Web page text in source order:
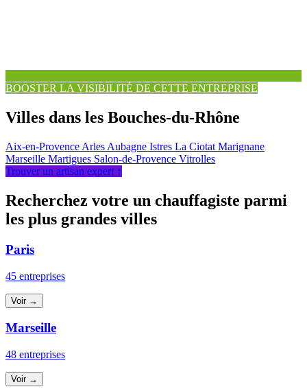
BOOSTER LA VISIBILITÉ DE CETTE ENTREPRISE
Villes dans les Bouches-du-Rhône
Aix-en-Provence Arles Aubagne Istres La Ciotat Marignane
Marseille Martigues Salon-de-Provence Vitrolles
Trouver un artisan expert ↑
Recherchez votre un chauffagiste parmi
les plus grandes villes
Paris
45 entreprises
Voir →
Marseille
48 entreprises
Voir →